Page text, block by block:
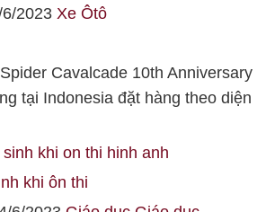
2023 Xe Ôtô
Cavalcade 10th Anniversary
tại Indonesia đặt hàng theo diện
khi ôn thi